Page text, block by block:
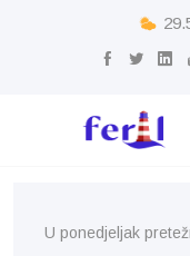
U ponedjeljak